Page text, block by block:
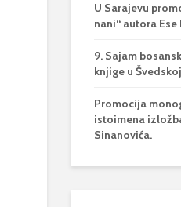
U Sarajevu
nani“ autora Ese
9. Sajam
knjige u Švedskoj
Promocija
istoimena
Sinanovića.